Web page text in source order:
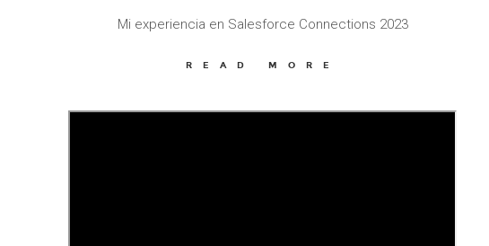
Mi experiencia en Salesforce Connections 2023
READ MORE